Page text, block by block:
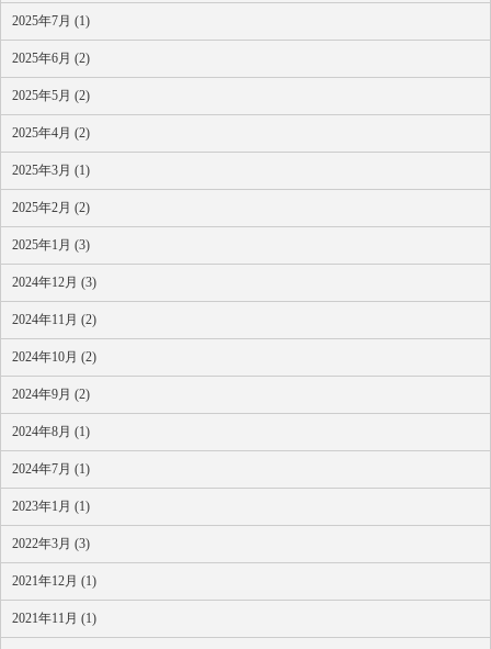
2025年7月 (1)
2025年6月 (2)
2025年5月 (2)
2025年4月 (2)
2025年3月 (1)
2025年2月 (2)
2025年1月 (3)
2024年12月 (3)
2024年11月 (2)
2024年10月 (2)
2024年9月 (2)
2024年8月 (1)
2024年7月 (1)
2023年1月 (1)
2022年3月 (3)
2021年12月 (1)
2021年11月 (1)